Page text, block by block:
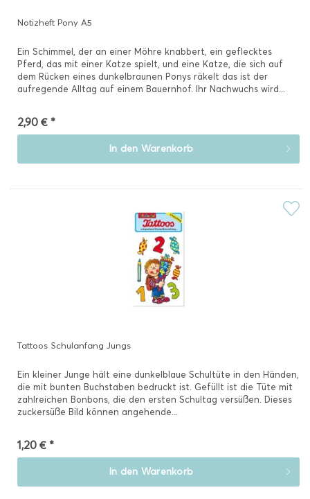
Notizheft Pony A5
Ein Schimmel, der an einer Möhre knabbert, ein geflecktes
Pferd, das mit einer Katze spielt, und eine Katze, die sich auf
dem Rücken eines dunkelbraunen Ponys räkelt das ist der
aufregende Alltag auf einem Bauernhof. Ihr Nachwuchs wird...
2,90 € *
In den Warenkorb
Tattoos Schulanfang Jungs
Ein kleiner Junge hält eine dunkelblaue Schultüte in den Händen,
die mit bunten Buchstaben bedruckt ist. Gefüllt ist die Tüte mit
zahlreichen Bonbons, die den ersten Schultag versüßen. Dieses
zuckersüße Bild können angehende...
1,20 € *
In den Warenkorb